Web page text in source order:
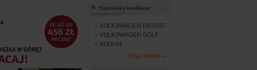
Najczęściej kradzione
VOLKSWAGEN PASSAT
VOLKSWAGEN GOLF
AUDI A4
czytaj więcej